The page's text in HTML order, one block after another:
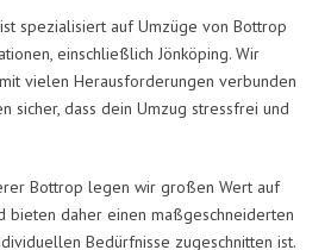
spezialisiert auf Umzüge von Bottrop
einschließlich Jönköping. Wir
vielen Herausforderungen verbunden
sicher, dass dein Umzug stressfrei und
Bottrop legen wir großen Wert auf
bieten daher einen maßgeschneiderten
Bedürfnisse zugeschnitten ist.